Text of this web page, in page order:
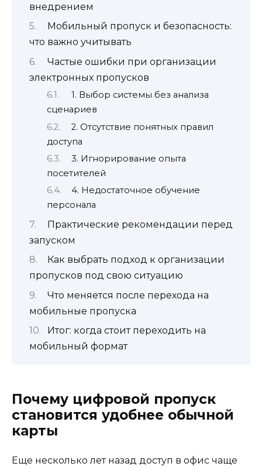
внедрением
Мобильный пропуск и безопасность:
что важно учитывать
Частые ошибки при организации
электронных пропусков
1. Выбор системы без анализа
сценариев
2. Отсутствие понятных правил
доступа
3. Игнорирование опыта
посетителей
4. Недостаточное обучение
персонала
Практические рекомендации перед
запуском
Как выбрать подход к организации
пропусков под свою ситуацию
Что меняется после перехода на
мобильные пропуска
Итог: когда стоит переходить на
мобильный формат
Почему цифровой пропуск
становится удобнее обычной
карты
Еще несколько лет назад доступ в офис чаще